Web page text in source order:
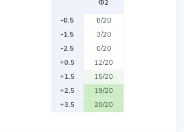
Ф2
-0.5
8/20
-1.5
3/20
-2.5
0/20
+0.5
12/20
+1.5
15/20
+2.5
19/20
+3.5
20/20